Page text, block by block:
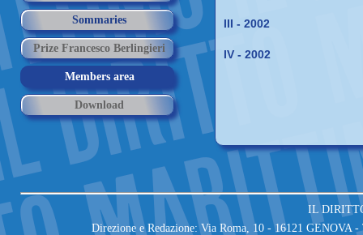
III - 2002
IV - 2002
Sommaries
Prize Francesco Berlingieri
Members area
Download
IL
Direzione e Redazione: Via Roma, 10 - 16121